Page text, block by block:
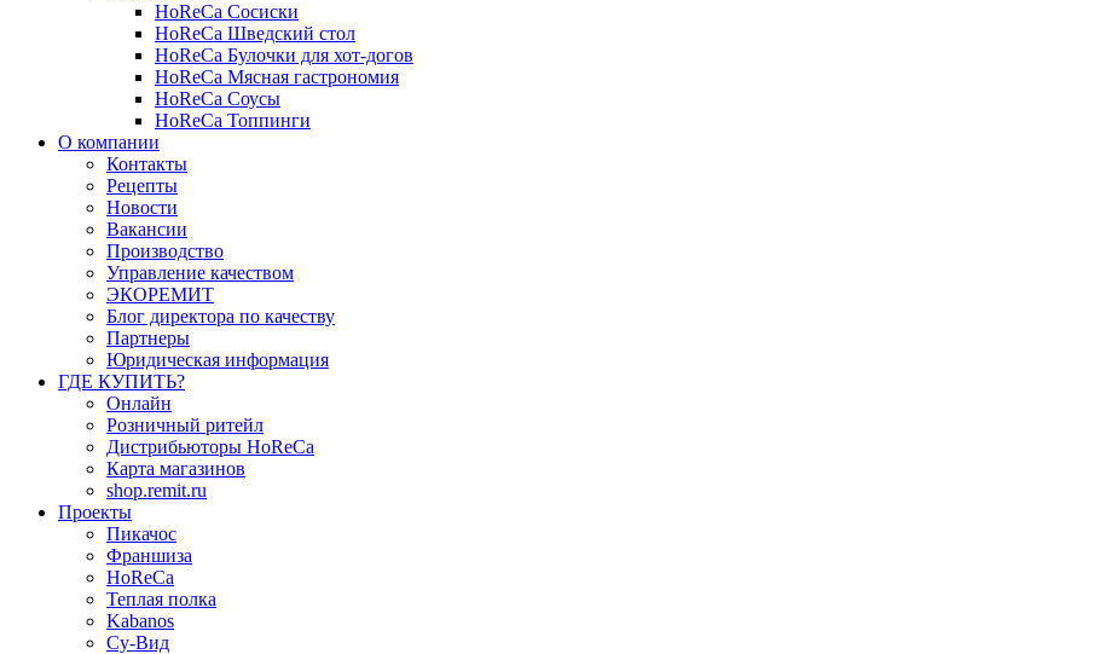
HoReCa Сосиски
HoReCa Шведский стол
HoReCa Булочки для хот-догов
HoReCa Мясная гастрономия
HoReCa Соусы
HoReCa Топпинги
О компании
Контакты
Рецепты
Новости
Вакансии
Производство
Управление качеством
ЭКОРЕМИТ
Блог директора по качеству
Партнеры
Юридическая информация
ГДЕ КУПИТЬ?
Онлайн
Розничный ритейл
Дистрибьюторы HoReCa
Карта магазинов
shop.remit.ru
Проекты
Пикачос
Франшиза
HoReCa
Теплая полка
Kabanos
Су-Вид